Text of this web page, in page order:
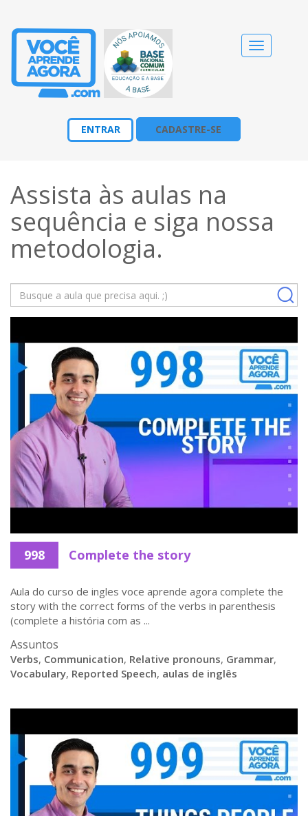
Alternar
navegação
ENTRAR CADASTRE-SE
Assista às aulas na
sequência e siga nossa
metodologia.
998 Complete the story
Aula do curso de ingles voce aprende agora complete the
story with the correct forms of the verbs in parenthesis
(complete a história com as ...
Assuntos
Verbs, Communication, Relative pronouns, Grammar,
Vocabulary, Reported Speech, aulas de inglês